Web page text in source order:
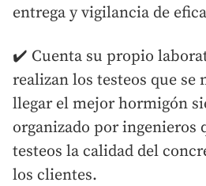
entrega y vigilancia de
✔️ Cuenta su propio
realizan los testeos que se
llegar el mejor hormigón
organizado por ingenieros
testeos la calidad del
los clientes.